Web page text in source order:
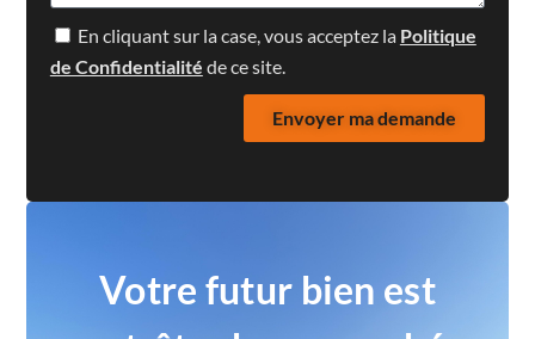
En cliquant sur la case, vous acceptez la Politique
de Confidentialité de ce site.
Envoyer ma demande
Votre futur bien est